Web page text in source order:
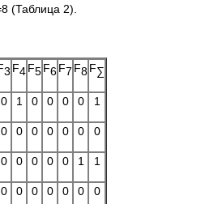
(Таблица 2).
3 F4F5F6F7 F8F∑
0 1 0 0 0 0 1
0 0 0 0 0 0 0
0 0 0 0 0 1 1
0 0 0 0 0 0 0